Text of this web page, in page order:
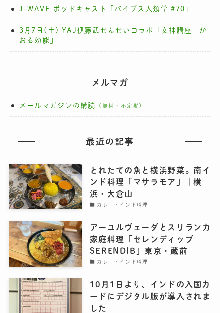
J-WAVE ポッドキャスト「バイブス人類学 #70」
3月7日(土) YAJ伊藤武せんせいコラボ「女神講座 か
おる効能」
メルマガ
メールマガジンの購読 （無料・不定期）
最近の記事
とれたての魚と横浜野菜。南イ
ンド料理「マサラモア」｜横
浜・大倉山
カレー・インド料理
アーユルヴェーダとスリランカ
家庭料理「セレンディッブ
SERENDIB」東京・蔵前
カレー・インド料理
10月1日より、インドの入国カ
ードにデジタル版が導入されま
した